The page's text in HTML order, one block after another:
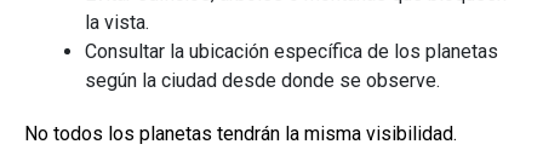
la vista.
Consultar la ubicación específica de los planetas
según la ciudad desde donde se observe.
No todos los planetas tendrán la misma visibilidad.